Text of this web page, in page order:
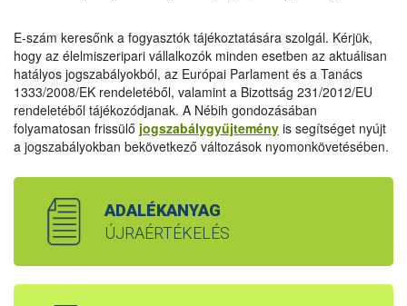
E-szám keresőnk a fogyasztók tájékoztatására szolgál. Kérjük,
hogy az élelmiszeripari vállalkozók minden esetben az aktuálisan
hatályos jogszabályokból, az Európai Parlament és a Tanács
1333/2008/EK rendeletéből, valamint a Bizottság 231/2012/EU
rendeletéből tájékozódjanak. A Nébih gondozásában
folyamatosan frissülő jogszabálygyűjtemény is segítséget nyújt
a jogszabályokban bekövetkező változások nyomonkövetésében.
ADALÉKANYAG
ÚJRAÉRTÉKELÉS